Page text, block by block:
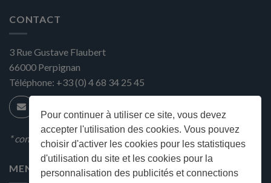
Pour continuer à utiliser ce site, vous devez
accepter l'utilisation des cookies. Vous pouvez
choisir d'activer les cookies pour les statistiques
d'utilisation du site et les cookies pour la
personnalisation des publicités et connections
CONTACT
3 Rue Gustave Flaubert
66000 Perpignan
Téléphone: +33 (0) 4 68 34 25 45
* condition en magasin
MENU